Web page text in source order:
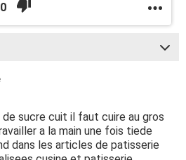
0
sucre cuit il faut cuire au gros
a la main une fois tiede
dans les articles de patisserie